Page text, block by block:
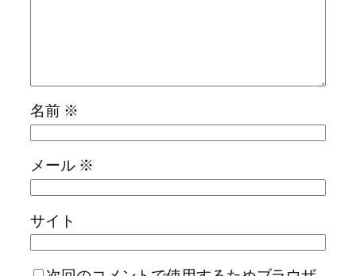
名前 ※
メール ※
サイト